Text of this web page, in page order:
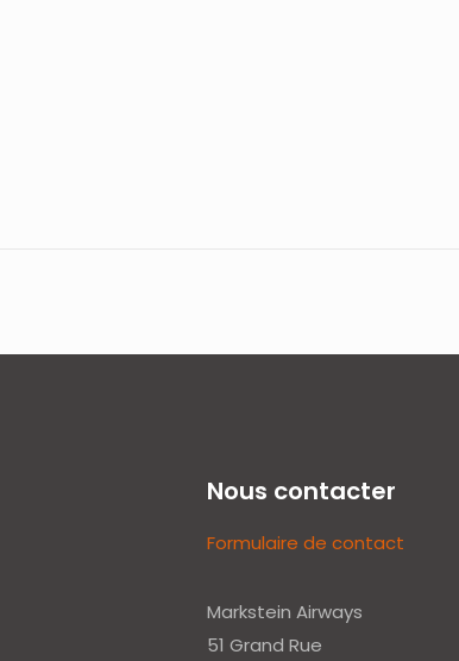
Nous contacter
Formulaire de contact
Markstein Airways
51 Grand Rue